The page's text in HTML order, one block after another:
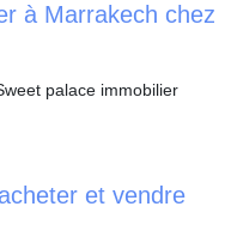
à Marrakech chez
palace immobilier
et vendre